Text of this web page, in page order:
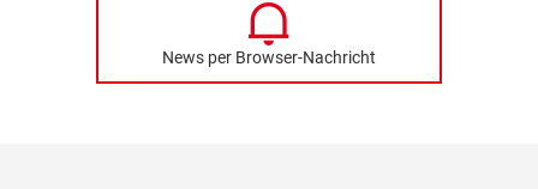
News per Browser-Nachricht